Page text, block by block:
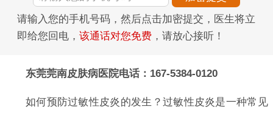
请输入您的手机号码，然后点击加密提交，医生将立
即给您回电， 该通话对您免费 ，请放心接听！
东莞莞南皮肤病医院电话：167-5384-0120
如何预防过敏性皮炎的发生？过敏性皮炎是一种常见